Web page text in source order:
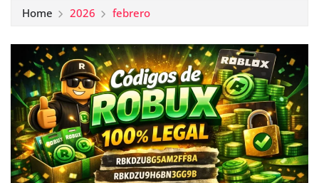
Home 2026 febrero